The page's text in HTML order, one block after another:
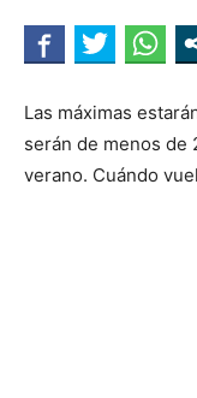
Las máximas
serán de menos de
verano. Cuándo